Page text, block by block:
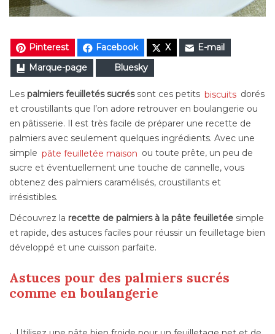
Pinterest Facebook X
E-mail
Marque-page
Bluesky
Les palmiers feuilletés sucréssont ces petits biscuits dorés
et croustillants que l’on adore retrouver en boulangerie ou
en pâtisserie. Il est très facile de préparer une recette de
palmiers avec seulement quelques ingrédients. Avec une
simple pâte feuilletée maison ou toute prête, un peu de
sucre et éventuellement une touche de cannelle, vous
obtenez des palmiers caramélisés, croustillants et
irrésistibles.
Découvrez la recette de palmiers à la pâte feuilletée simple
et rapide, des astuces faciles pour réussir un feuilletage bien
développé et une cuisson parfaite.
Astuces pour des palmiers sucrés
comme en boulangerie